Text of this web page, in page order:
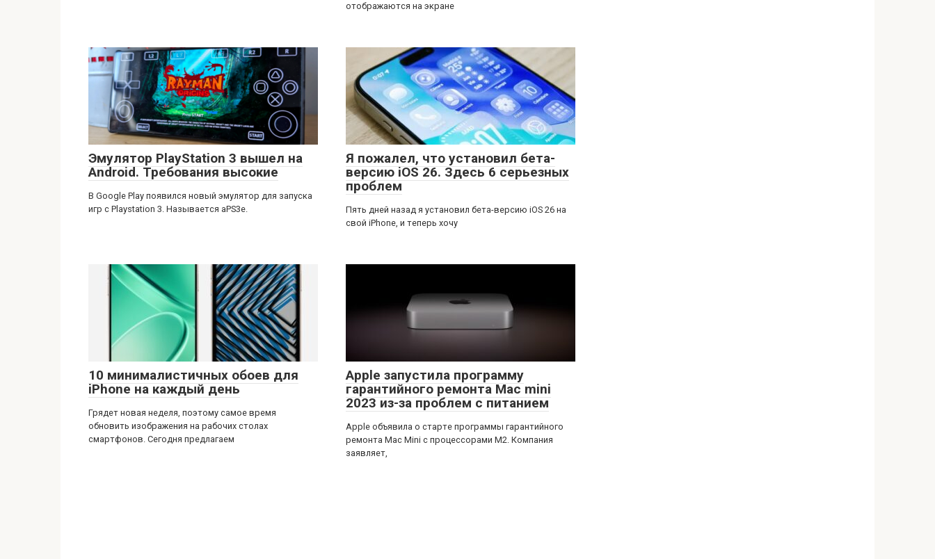
отображаются на экране
Эмулятор PlayStation 3 вышел на
Android. Требования высокие
В Google Play появился новый эмулятор для запуска
игр с Playstation 3. Называется aPS3e.
Я пожалел, что установил бета-
версию iOS 26. Здесь 6 серьезных
проблем
Пять дней назад я установил бета-версию iOS 26 на
свой iPhone, и теперь хочу
10 минималистичных обоев для
iPhone на каждый день
Грядет новая неделя, поэтому самое время
обновить изображения на рабочих столах
смартфонов. Сегодня предлагаем
Apple запустила программу
гарантийного ремонта Mac mini
2023 из-за проблем с питанием
Apple объявила о старте программы гарантийного
ремонта Mac Mini с процессорами M2. Компания
заявляет,